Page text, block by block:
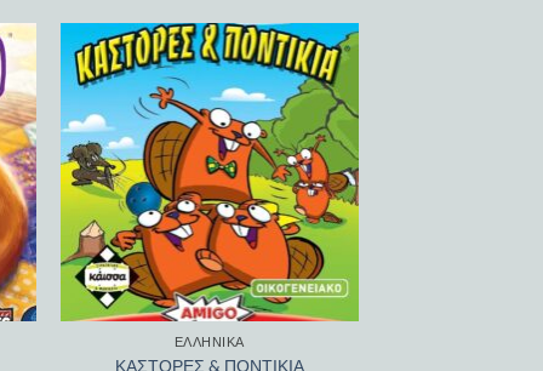
to
Add to
wishlist
ΕΛΛΗΝΙΚΆ
ΚΑΣΤΟΡΕΣ & ΠΟΝΤΙΚΙΑ